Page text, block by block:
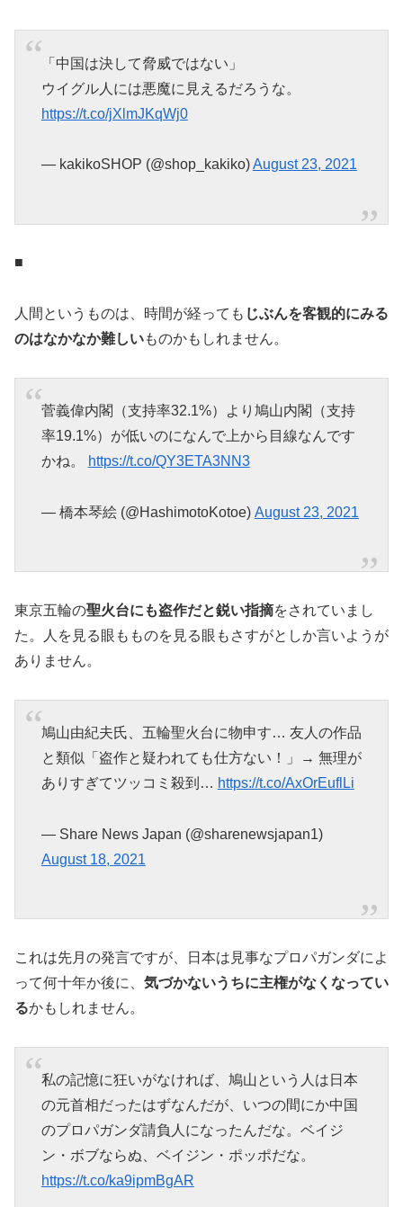
「中国は決して脅威ではない」
ウイグル人には悪魔に見えるだろうな。
https://t.co/jXlmJKqWj0
— kakikoSHOP (@shop_kakiko)August 23, 2021
■
人間というものは、時間が経っても じぶんを客観的にみる
のはなかなか難しいものかもしれません。
菅義偉内閣（支持率32.1%）より鳩山内閣（支持
率19.1%）が低いのになんで上から目線なんです
かね。
https://t.co/QY3ETA3NN3
— 橋本琴絵 (@HashimotoKotoe) August 23, 2021
東京五輪の聖火台にも盗作だと鋭い指摘をされていまし
た。人を見る眼もものを見る眼もさすがとしか言いようが
ありません。
鳩山由紀夫氏、五輪聖火台に物申す… 友人の作品
と類似「盗作と疑われても仕方ない！」→ 無理が
ありすぎてツッコミ殺到… https://t.co/AxOrEuflLi
— Share News Japan (@sharenewsjapan1)
August 18, 2021
これは先月の発言ですが、日本は見事なプロパガンダによ
って何十年か後に、 気づかないうちに主権がなくなってい
るかもしれません。
私の記憶に狂いがなければ、鳩山という人は日本
の元首相だったはずなんだが、いつの間にか中国
のプロパガンダ請負人になったんだな。ベイジ
ン・ボブならぬ、ベイジン・ポッポだな。
https://t.co/ka9ipmBgAR